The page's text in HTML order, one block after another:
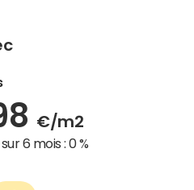
€/m2
6 mois :0 %